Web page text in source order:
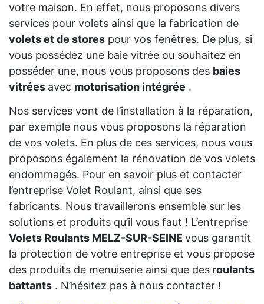
votre maison. En effet, nous proposons divers
services pour volets ainsi que la fabrication de
volets et de stores pour vos fenêtres. De plus, si
vous possédez une baie vitrée ou souhaitez en
posséder une, nous vous proposons des baies
vitrées avec motorisation intégrée .
Nos services vont de l’installation à la réparation,
par exemple nous vous proposons la réparation
de vos volets. En plus de ces services, nous vous
proposons également la rénovation de vos volets
endommagés. Pour en savoir plus et contacter
l’entreprise Volet Roulant, ainsi que ses
fabricants. Nous travaillerons ensemble sur les
solutions et produits qu’il vous faut ! L’entreprise
Volets Roulants MELZ-SUR-SEINE vous garantit
la protection de votre entreprise et vous propose
des produits de menuiserie ainsi que des roulants
battants . N’hésitez pas à nous contacter !